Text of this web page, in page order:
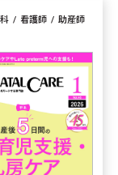
看護師 助産師